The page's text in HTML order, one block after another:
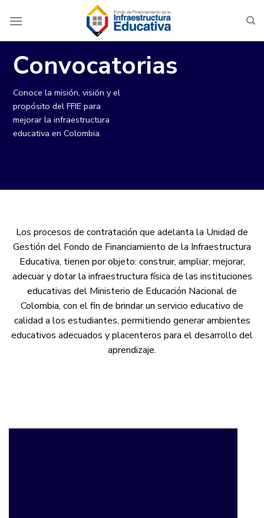
Convocatorias
Conoce la misión, visión y el
propósito del FFIE para
mejorar la infraestructura
educativa en Colombia.
Los procesos de contratación que adelanta la Unidad de
Gestión del Fondo de Financiamiento de la Infraestructura
Educativa, tienen por objeto: construir, ampliar, mejorar,
adecuar y dotar la infraestructura física de las instituciones
educativas del Ministerio de Educación Nacional de
Colombia, con el fin de brindar un servicio educativo de
calidad a los estudiantes, permitiendo generar ambientes
educativos adecuados y placenteros para el desarrollo del
aprendizaje.